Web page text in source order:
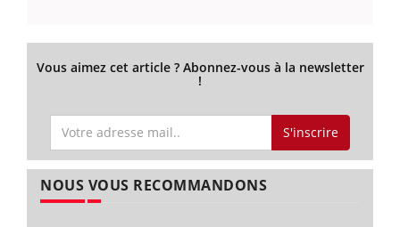
Vous aimez cet article ? Abonnez-vous à la newsletter
!
S'inscrire
NOUS VOUS RECOMMANDONS